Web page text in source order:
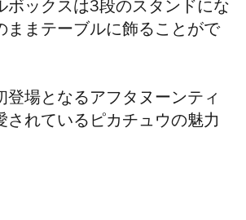
ボックスは3段のスタンドにな
ままテーブルに飾ることがで
登場となるアフタヌーンティ
されているピカチュウの魅力